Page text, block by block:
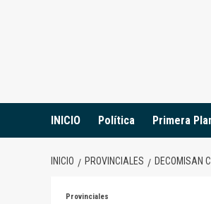
INICIO Política Primera
INICIO PROVINCIALES DECOMISAN
Provinciales